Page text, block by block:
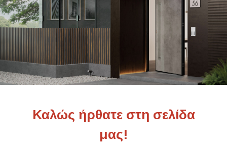
​Καλώς ήρθατε στη σελίδα
μας!